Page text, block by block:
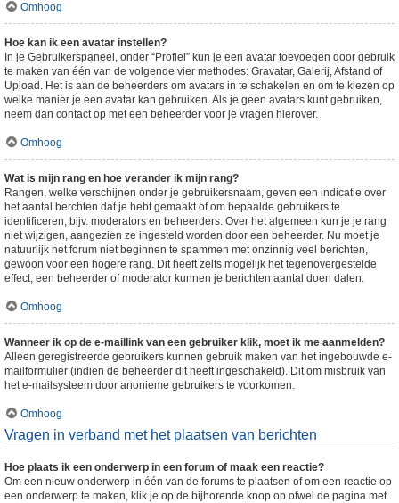
Omhoog
Hoe kan ik een avatar instellen?
In je Gebruikerspaneel, onder “Profiel” kun je een avatar toevoegen door gebruik
te maken van één van de volgende vier methodes: Gravatar, Galerij, Afstand of
Upload. Het is aan de beheerders om avatars in te schakelen en om te kiezen op
welke manier je een avatar kan gebruiken. Als je geen avatars kunt gebruiken,
neem dan contact op met een beheerder voor je vragen hierover.
Omhoog
Wat is mijn rang en hoe verander ik mijn rang?
Rangen, welke verschijnen onder je gebruikersnaam, geven een indicatie over
het aantal berchten dat je hebt gemaakt of om bepaalde gebruikers te
identificeren, bijv. moderators en beheerders. Over het algemeen kun je je rang
niet wijzigen, aangezien ze ingesteld worden door een beheerder. Nu moet je
natuurlijk het forum niet beginnen te spammen met onzinnig veel berichten,
gewoon voor een hogere rang. Dit heeft zelfs mogelijk het tegenovergestelde
effect, een beheerder of moderator kunnen je berichten aantal doen dalen.
Omhoog
Wanneer ik op de e-maillink van een gebruiker klik, moet ik me aanmelden?
Alleen geregistreerde gebruikers kunnen gebruik maken van het ingebouwde e-
mailformulier (indien de beheerder dit heeft ingeschakeld). Dit om misbruik van
het e-mailsysteem door anonieme gebruikers te voorkomen.
Omhoog
Vragen in verband met het plaatsen van berichten
Hoe plaats ik een onderwerp in een forum of maak een reactie?
Om een nieuw onderwerp in één van de forums te plaatsen of om een reactie op
een onderwerp te maken, klik je op de bijhorende knop op ofwel de pagina met